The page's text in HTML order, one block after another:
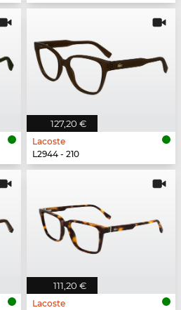
127,20 €
Lacoste
L2944 - 210
111,20 €
Lacoste